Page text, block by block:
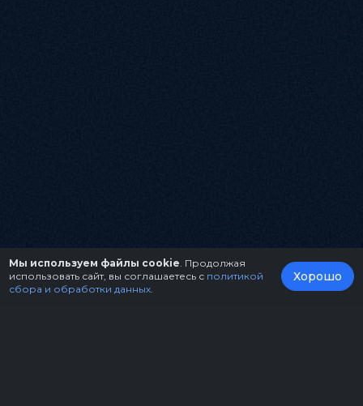
Мы используем файлы cookie . Продолжая
использовать сайт, вы соглашаетесь с политикой
сбора и обработки данных
Хорошо